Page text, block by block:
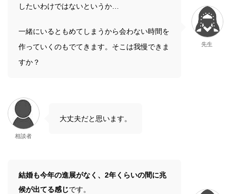
したいわけではないというか…
一緒にいるともめてしまうから会わない時間を
作っていくのもでてきます。そこは我慢できま
すか？
先生
相談者
大丈夫だと思います。
結婚も今年の進展がなく、2年くらいの間に兆
候が出てる感じです。